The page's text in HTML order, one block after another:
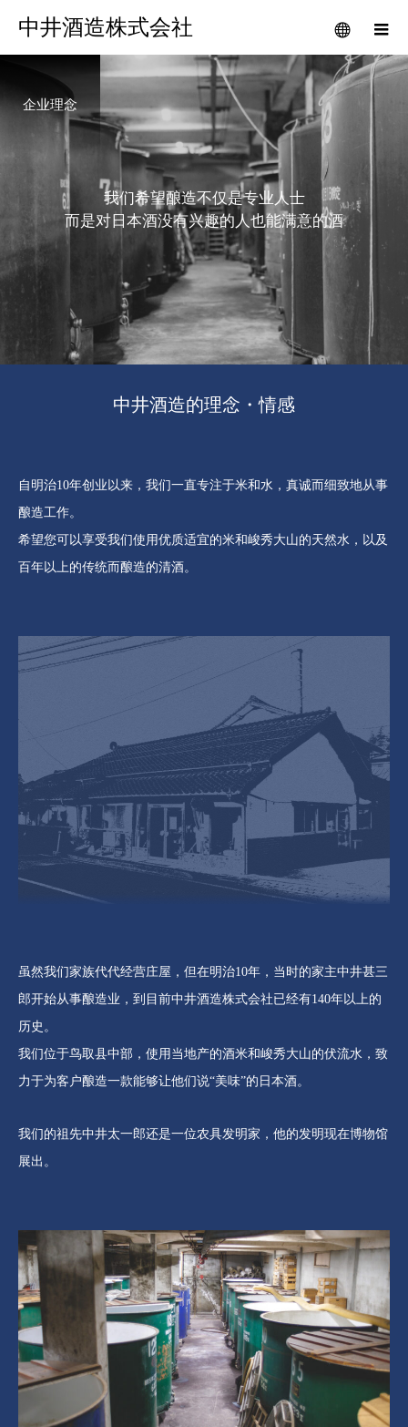
中井酒造株式会社
企业理念
我们希望酿造不仅是专业 人士
而是对 日 本酒没有兴趣的 人也能满意的酒
中井酒造的理念・情感
自明治10年创业以来，我们一直专注于米和水，真诚而细致地从事
酿造工作。
希望您可以享受我们使用优质适宜的米和峻秀大山的天然水，以及
百年以上的传统而酿造的清酒。
虽然我们家族代代经营庄屋，但在明治10年，当时的家主中井甚三
郎开始从事酿造业，到目前中井酒造株式会社已经有140年以上的
历史。
我们位于鸟取县中部，使用当地产的酒米和峻秀大山的伏流水，致
力于为客户酿造一款能够让他们说“美味”的日本酒。
我们的祖先中井太一郎还是一位农具发明家，他的发明现在博物馆
展出。